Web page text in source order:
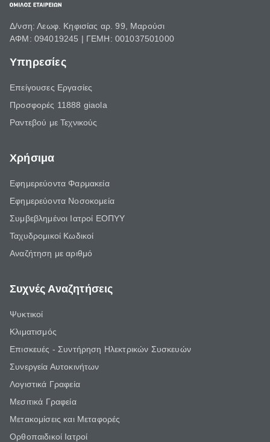
Δ/νση: Λεωφ. Κηφισίας αρ. 99, Μαρούσι
ΑΦΜ: 094019245 | ΓΕΜΗ: 001037501000
Υπηρεσίες
Επείγουσες Εργασίες
Προσφορές 11888 giaola
Ραντεβού με Τεχνικούς
Χρήσιμα
Εφημερεύοντα Φαρμακεία
Εφημερεύοντα Νοσοκομεία
Συμβεβλημένοι Ιατροί ΕΟΠΥΥ
Ταχυδρομικοί Κωδικοί
Αναζήτηση με αριθμό
Συχνές Αναζητήσεις
Ψυκτικοί
Κλιματισμός
Επισκευές - Συντήρηση Ηλεκτρικών Συσκευών
Συνεργεία Αυτοκινήτων
Λογιστικά Γραφεία
Μεσιτικά Γραφεία
Μετακομίσεις και Μεταφορές
Ορθοπαιδικοί Ιατροί